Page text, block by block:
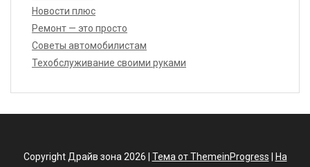
Новости плюс
Ремонт — это просто
Советы автомобилистам
Техобслуживание своими руками
Copyright Драйв зона 2026 | Тема от ThemeinProgress
На